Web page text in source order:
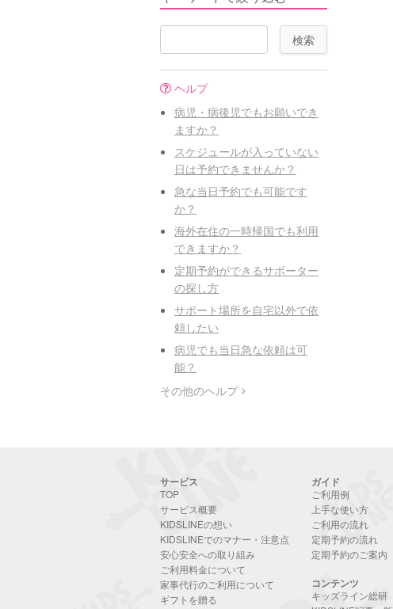
ヘルプ
病児・病後児でもお願いでき
ますか？
スケジュールが入っていない
日は予約できませんか？
急な当日予約でも可能です
か？
海外在住の一時帰国でも利用
できますか？
定期予約ができるサポーター
の探し方
サポート場所を自宅以外で依
頼したい
病児でも当日急な依頼は可
能？
その他のヘルプ
サービス
TOP
サービス概要
KIDSLINEの想い
KIDSLINEでのマナー・注意点
安心安全への取り組み
ご利用料金について
家事代行のご利用について
ギフトを贈る
ガイド
ご利用例
上手な使い方
ご利用の流れ
定期予約の流れ
定期予約のご案内
コンテンツ
キッズライン総研